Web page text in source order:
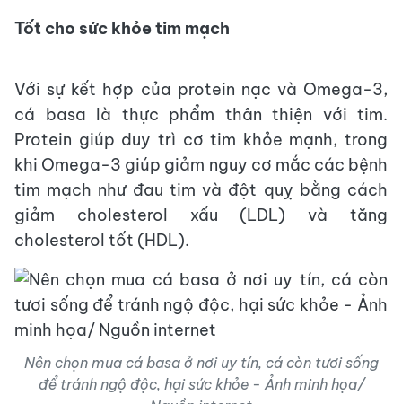
Tốt cho sức khỏe tim mạch
Với sự kết hợp của protein nạc và Omega-3,
cá basa là thực phẩm thân thiện với tim.
Protein giúp duy trì cơ tim khỏe mạnh, trong
khi Omega-3 giúp giảm nguy cơ mắc các bệnh
tim mạch như đau tim và đột quỵ bằng cách
giảm cholesterol xấu (LDL) và tăng
cholesterol tốt (HDL).
Nên chọn mua cá basa ở nơi uy tín, cá còn tươi sống
để tránh ngộ độc, hại sức khỏe - Ảnh minh họa/